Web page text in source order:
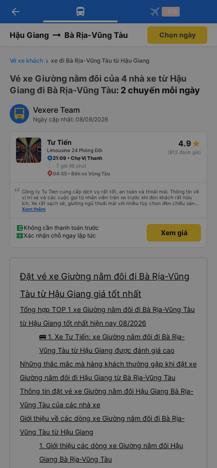
Tải app Vexere ngay!
Nhận ưu đãi thành viên độc
Mở app
Tải app Vexere
-30k/ghế khi đặt vé máy bay qua
Mở app
arrow_back -30k
Hậu Giang Bà Rịa-Vũng Tàu Chọn ngày
Vé xe khách xe đi Bà Rịa-Vũng Tàu từ Hậu Giang
Vé xe Giường nằm đôi của 4 nhà xe từ Hậu
Giang đi Bà Rịa-Vũng Tàu: 2 chuyến mỗi ngày
Vexere Team
Ngày cập nhật: 08/08/2026
Tư Tiến
Limousine 24 Phòng Đôi
4.9
(812 đánh giá)
21:09 • Chợ Vị Thanh
7 giờ 46 phút
04:55 • Bến xe Vũng Tàu
Công ty Tu Tien cung cấp dịch vụ rất tốt, an toàn và thoải mái. Thông tin về
vị trí xe và các cuộc gọi từ nhân viên trên xe trước khi đón khách rất hữu
ích. Xe rất sạch sẽ, giường ngủ thoải mái với nhiều tùy chọn đèn chiếu sáng
và cổng USB được đặt ở vị trí thuận tiện. Nhân viên rất lịch sự và xe đến
Xem thêm
Không cần thanh toán trước
Xác nhận chỗ ngay lập tức
Xem giá
Đặt vé xe Giường nằm đôi đi Bà Rịa-Vũng
Tàu từ Hậu Giang giá tốt nhất
Tổng hợp TOP 1 xe Giường nằm đôi đi Bà Rịa-Vũng Tàu
từ Hậu Giang tốt nhất hiện nay 08/2026
🚌 1. Xe Tư Tiến: xe Giường nằm đôi đi Bà Rịa-
Vũng Tàu từ Hậu Giang được đánh giá cao
Những thắc mắc mà hàng khách thường gặp khi đặt xe
Giường nằm đôi đi Hậu Giang từ Bà Rịa-Vũng Tàu
Thông tin đặt vé xe Giường nằm đôi Hậu Giang Bà Rịa-
Vũng Tàu của các nhà xe
Giới thiệu về các dòng xe Giường nằm đôi đi Bà Rịa-
Vũng Tàu từ Hậu Giang
1. Giới thiệu các dòng xe Giường nằm đôi Hậu
Giang Bà Rịa-Vũng Tàu